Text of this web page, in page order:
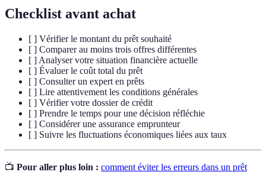
Checklist avant achat
[ ] Vérifier le montant du prêt souhaité
[ ] Comparer au moins trois offres différentes
[ ] Analyser votre situation financière actuelle
[ ] Évaluer le coût total du prêt
[ ] Consulter un expert en prêts
[ ] Lire attentivement les conditions générales
[ ] Vérifier votre dossier de crédit
[ ] Prendre le temps pour une décision réfléchie
[ ] Considérer une assurance emprunteur
[ ] Suivre les fluctuations économiques liées aux taux
📺 Pour aller plus loin : comment éviter les erreurs dans un prêt